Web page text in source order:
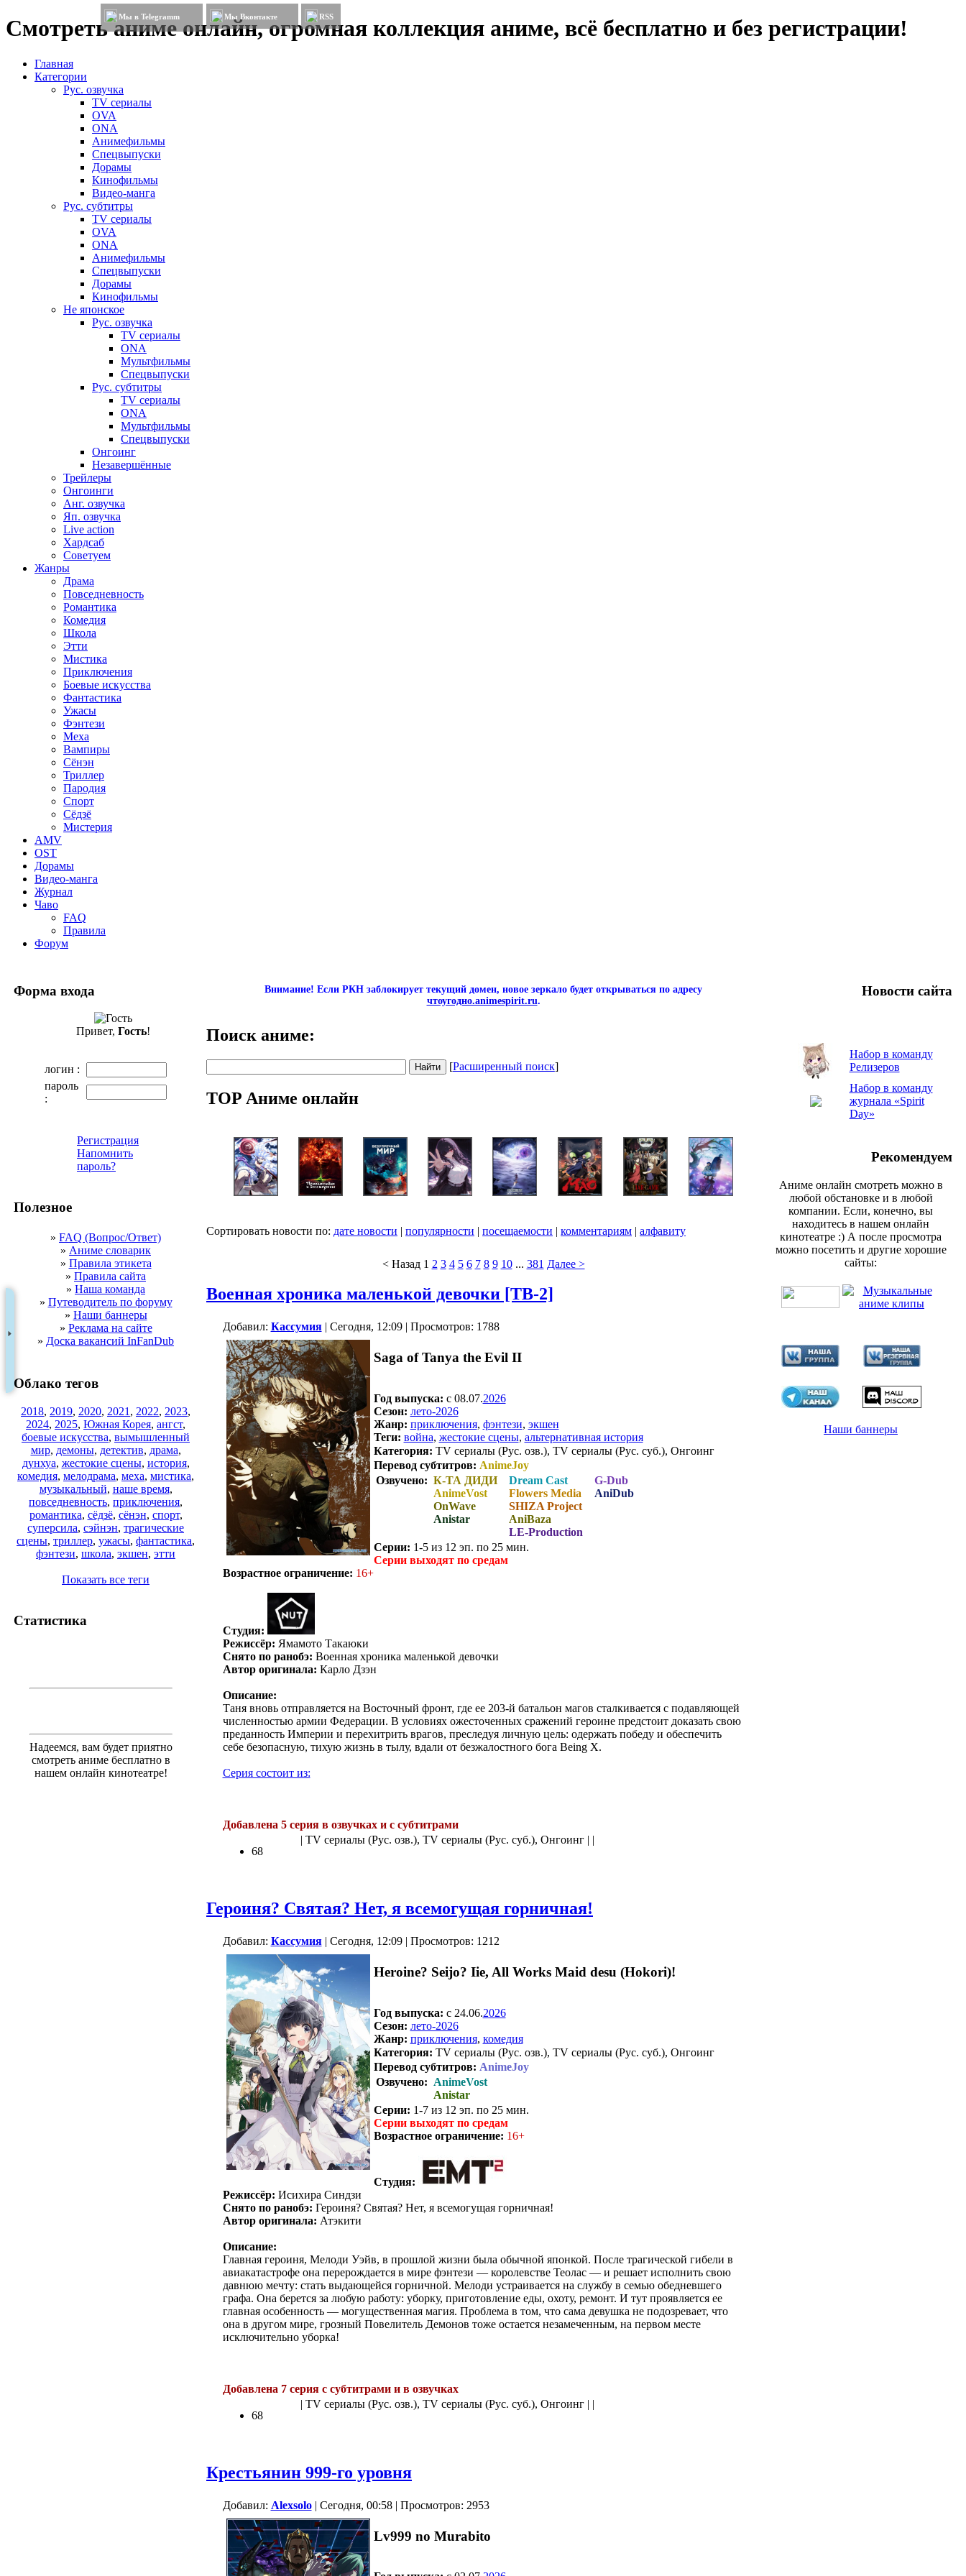
Смотреть аниме онлайн, огромная коллекция аниме, всё бесплатно и без регистрации!
Мы в Telegramm Мы Вконтакте RSS
Главная
Категории
Рус. озвучка
TV сериалы
OVA
ONA
Анимефильмы
Спецвыпуски
Дорамы
Кинофильмы
Видео-манга
Рус. субтитры
TV сериалы
OVA
ONA
Анимефильмы
Спецвыпуски
Дорамы
Кинофильмы
Не японское
Рус. озвучка
TV сериалы
ONA
Мультфильмы
Спецвыпуски
Рус. субтитры
TV сериалы
ONA
Мультфильмы
Спецвыпуски
Онгоинг
Незавершённые
Трейлеры
Онгоинги
Анг. озвучка
Яп. озвучка
Live action
Хардсаб
Советуем
Жанры
Драма
Повседневность
Романтика
Комедия
Школа
Этти
Мистика
Приключения
Боевые искусства
Фантастика
Ужасы
Фэнтези
Меха
Вампиры
Сёнэн
Триллер
Пародия
Спорт
Сёдзё
Мистерия
AMV
OST
Дорамы
Видео-манга
Журнал
Чаво
FAQ
Правила
Форум
Форма входа
Привет, Гость!
логин :
пароль
:
Регистрация
Напомнить
пароль?
Полезное
» FAQ (Вопрос/Ответ)
» Аниме словарик
» Правила этикета
» Правила сайта
» Наша команда
» Путеводитель по форуму
» Наши баннеры
» Реклама на сайте
» Доска вакансий InFanDub
Облако тегов
2018, 2019, 2020, 2021 , 2022, 2023,
2024, 2025, Южная Корея, ангст,
боевые искусства, вымышленный
мир, демоны, детектив, драма,
дунхуа, жестокие сцены, история,
комедия, мелодрама, меха, мистика,
музыкальный, наше время,
повседневность, приключения,
романтика, сёдзё, сёнэн, спорт,
суперсила, сэйнэн, трагические
сцены, триллер, ужасы, фантастика,
фэнтези, школа, экшен, этти
Показать все теги
Статистика
Надеемся, вам будет приятно
смотреть аниме бесплатно в
нашем онлайн кинотеатре!
Внимание! Если РКН заблокирует текущий домен, новое зеркало будет открываться по адресу
чтоугодно.animespirit.ru.
Поиск аниме:
[Расширенный поиск]
TOP Аниме онлайн
Сортировать новости по: дате новости | популярности | посещаемости | комментариям | алфавиту
< Назад 1 2 3 4 5 6 7 8 9 10... 381 Далее >
Военная хроника маленькой девочки [ТВ-2]
Добавил: Кассумия| Сегодня, 12:09 | Просмотров: 1788
Saga of Tanya the Evil II
Год выпуска: c 08.07.2026
Сезон: лето-2026
Жанр: приключения, фэнтези, экшен
Теги: война, жестокие сцены, альтернативная история
Категория: TV сериалы (Рус. озв.), TV сериалы (Рус. суб.), Онгоинг
Перевод субтитров: AnimeJoy
Озвучено: К-ТА ДИДИ
AnimeVost
OnWave
Anistar
Dream Cast
Flowers Media
SHIZA Project
AniBaza
LE-Production
G-Dub
AniDub
Серии: 1-5 из 12 эп. по 25 мин.
Серии выходят по средам
Возрастное ограничение: 16+
Студия:
Режиссёр: Ямамото Такаюки
Снято по ранобэ: Военная хроника маленькой девочки
Автор оригинала: Карло Дзэн
Описание:
Таня вновь отправляется на Восточный фронт, где ее 203-й батальон магов сталкивается с подавляющей
численностью армии Федерации. В условиях ожесточенных сражений героине предстоит доказать свою
преданность Империи и перехитрить врагов, преследуя личную цель: одержать победу и обеспечить
себе безопасную, тихую жизнь в тылу, вдали от безжалостного бога Being X.
Серия состоит из:
Добавлена 5 серия в озвучках и с субтитрами
68
| TV сериалы (Рус. озв.), TV сериалы (Рус. суб.), Онгоинг | |
Героиня? Святая? Нет, я всемогущая горничная!
Добавил: Кассумия| Сегодня, 12:09 | Просмотров: 1212
Heroine? Seijo? Iie, All Works Maid desu (Hokori)!
Год выпуска: c 24.06.2026
Сезон: лето-2026
Жанр: приключения, комедия
Категория: TV сериалы (Рус. озв.), TV сериалы (Рус. суб.), Онгоинг
Перевод субтитров: AnimeJoy
Озвучено: AnimeVost
Anistar
Серии: 1-7 из 12 эп. по 25 мин.
Серии выходят по средам
Возрастное ограничение: 16+
Студия:
Режиссёр: Исихира Синдзи
Снято по ранобэ: Героиня? Святая? Нет, я всемогущая горничная!
Автор оригинала: Атэкити
Описание:
Главная героиня, Мелоди Уэйв, в прошлой жизни была обычной японкой. После трагической гибели в
авиакатастрофе она перерождается в мире фэнтези — королевстве Теолас — и решает исполнить свою
давнюю мечту: стать выдающейся горничной. Мелоди устраивается на службу в семью обедневшего
графа. Она берется за любую работу: уборку, приготовление еды, охоту, ремонт. И тут проявляется ее
главная особенность — могущественная магия. Проблема в том, что сама девушка не подозревает, что
она в другом мире, грозный Повелитель Демонов тоже остается незамеченным, на первом месте
исключительно уборка!
Добавлена 7 серия с субтитрами и в озвучках
68
| TV сериалы (Рус. озв.), TV сериалы (Рус. суб.), Онгоинг | |
Крестьянин 999-го уровня
Добавил: Alexsolo| Сегодня, 00:58 | Просмотров: 2953
Lv999 no Murabito
Новости сайта
Набор в команду
Релизеров
Набор в команду
журнала «Spirit
Day»
Рекомендуем
Аниме онлайн смотреть можно в
любой обстановке и в любой
компании. Если, конечно, вы
находитесь в нашем онлайн
кинотеатре :) А после просмотра
можно посетить и другие хорошие
сайты:
Наши баннеры